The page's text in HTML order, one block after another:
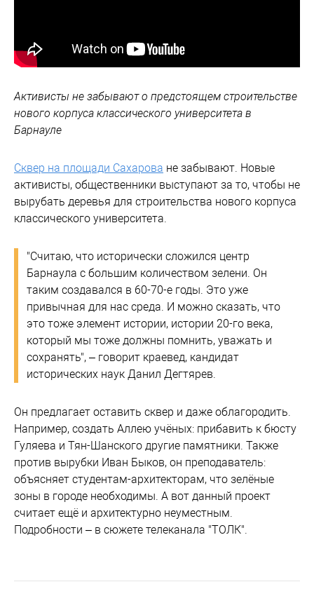
Активисты не забывают о предстоящем строительстве
нового корпуса классического университета в
Барнауле
Сквер на площади Сахарова не забывают. Новые
активисты, общественники выступают за то, чтобы не
вырубать деревья для строительства нового корпуса
классического университета.
"Считаю, что исторически сложился центр
Барнаула с большим количеством зелени. Он
таким создавался в 60-70-е годы. Это уже
привычная для нас среда. И можно сказать, что
это тоже элемент истории, истории 20-го века,
который мы тоже должны помнить, уважать и
сохранять", – говорит краевед, кандидат
исторических наук Данил Дегтярев.
Он предлагает оставить сквер и даже облагородить.
Например, создать Аллею учёных: прибавить к бюсту
Гуляева и Тян-Шанского другие памятники. Также
против вырубки Иван Быков, он преподаватель:
объясняет студентам-архитекторам, что зелёные
зоны в городе необходимы. А вот данный проект
считает ещё и архитектурно неуместным.
Подробности – в сюжете телеканала "ТОЛК".